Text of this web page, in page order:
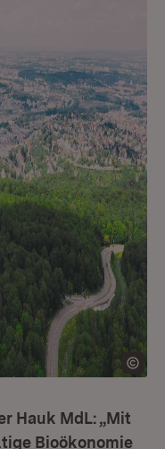
Hauk MdL: „Mit
Bioökonomie